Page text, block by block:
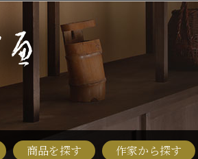
商品を探す 作家から探す